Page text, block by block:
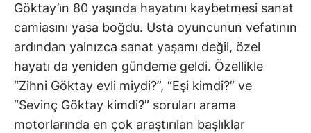
Göktay’ın 80 yaşında hayatını kaybetmesi sanat
camiasını yasa boğdu. Usta oyuncunun vefatının
ardından yalnızca sanat yaşamı değil, özel
hayatı da yeniden gündeme geldi. Özellikle
“Zihni Göktay evli miydi?”, “Eşi kimdi?” ve
“Sevinç Göktay kimdi?” soruları arama
motorlarında en çok araştırılan başlıklar